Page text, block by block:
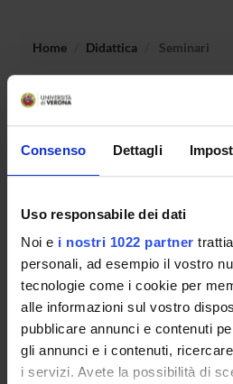
Consenso Dettagli
Uso responsabile dei dati
Noi e i nostri 1022 partner
personali, ad esempio il vostro
tecnologie come i cookie per
alle informazioni sul vostro
pubblicare annunci e contenuti
gli annunci e i contenuti,
i servizi. Avete la possibilità di
Home Didattica Seminari
Non è stato trovato alcun
all'insegnamento Didattica
disabilita' sensoriali uditive.
OFFERTA FORMATIVA
CORSI DI STUDIO
DOTTORATI, MASTER E
Contatti
Persone